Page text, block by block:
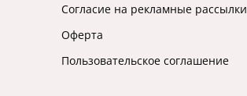
Согласие на рекламные рассылки
Оферта
Пользовательское соглашение